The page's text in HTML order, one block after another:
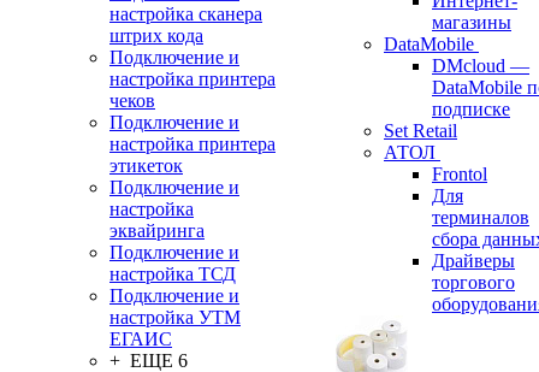
настройка сканера
штрих кода
Подключение и
настройка принтера
чеков
Подключение и
настройка принтера
этикеток
Подключение и
настройка
эквайринга
Подключение и
настройка ТСД
Подключение и
настройка УТМ
ЕГАИС
+ ЕЩЕ 6
магазины
DataMobile
DMcloud —
DataMobile
подписке
Set Retail
АТОЛ
Frontol
Для
терминалов
сбора
Драйверы
торгового